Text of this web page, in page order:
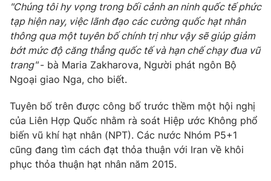
"Chúng tôi hy vọng trong bối cảnh an ninh quốc tế phức
tạp hiện nay, việc lãnh đạo các cường quốc hạt nhân
thông qua một tuyên bố chính trị như vậy sẽ giúp giảm
bớt mức độ căng thẳng quốc tế và hạn chế chạy đua vũ
trang"- bà Maria Zakharova, Người phát ngôn Bộ
Ngoại giao Nga, cho biết.
Tuyên bố trên được công bố trước thềm một hội nghị
của Liên Hợp Quốc nhằm rà soát Hiệp ước Không phổ
biến vũ khí hạt nhân (NPT). Các nước Nhóm P5+1
cũng đang tìm cách đạt thỏa thuận với Iran về khôi
phục thỏa thuận hạt nhân năm 2015.